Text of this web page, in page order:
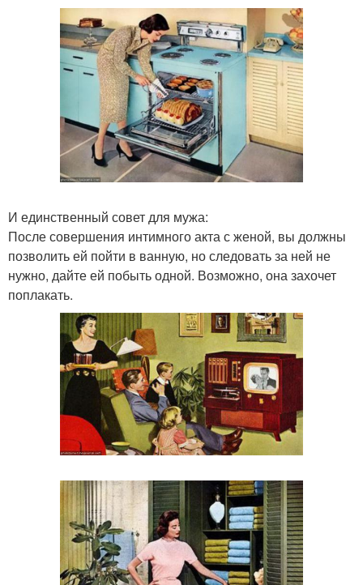
И единственный совет для мужа:
После совершения интимного акта с женой, вы должны
позволить ей пойти в ванную, но следовать за ней не
нужно, дайте ей побыть одной. Возможно, она захочет
поплакать.